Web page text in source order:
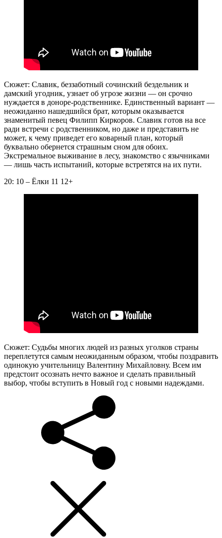
Сюжет: Славик, беззаботный сочинский бездельник и
дамский угодник, узнает об угрозе жизни — он срочно
нуждается в доноре-родственнике. Единственный вариант —
неожиданно нашедшийся брат, которым оказывается
знаменитый певец Филипп Киркоров. Славик готов на все
ради встречи с родственником, но даже и представить не
может, к чему приведет его коварный план, который
буквально обернется страшным сном для обоих.
Экстремальное выживание в лесу, знакомство с язычниками
— лишь часть испытаний, которые встретятся на их пути.
20: 10 – Ёлки 11 12+
Сюжет: Судьбы многих людей из разных уголков страны
переплетутся самым неожиданным образом, чтобы поздравить
одинокую учительницу Валентину Михайловну. Всем им
предстоит осознать нечто важное и сделать правильный
выбор, чтобы вступить в Новый год с новыми надеждами.